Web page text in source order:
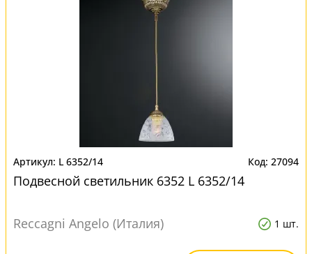
L 6352/14 27094
Подвесной светильник 6352 L 6352/14
Reccagni Angelo (Италия) 1 шт.